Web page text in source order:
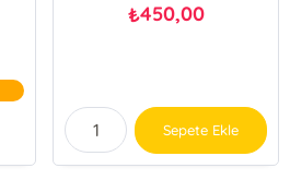
₺450,00
Sepete Ekle